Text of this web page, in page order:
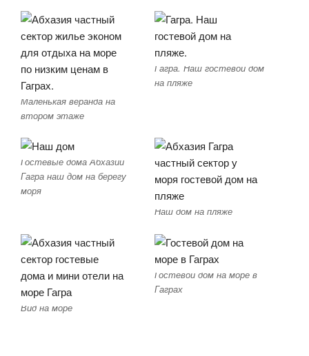
Маленькая веранда на
втором этаже
Гагра. Наш гостевой дом
на пляже
Гостевые дома Абхазии
Гагра наш дом на берегу
моря
Наш дом на пляже
Вид на море
Гостевой дом на море в
Гаграх